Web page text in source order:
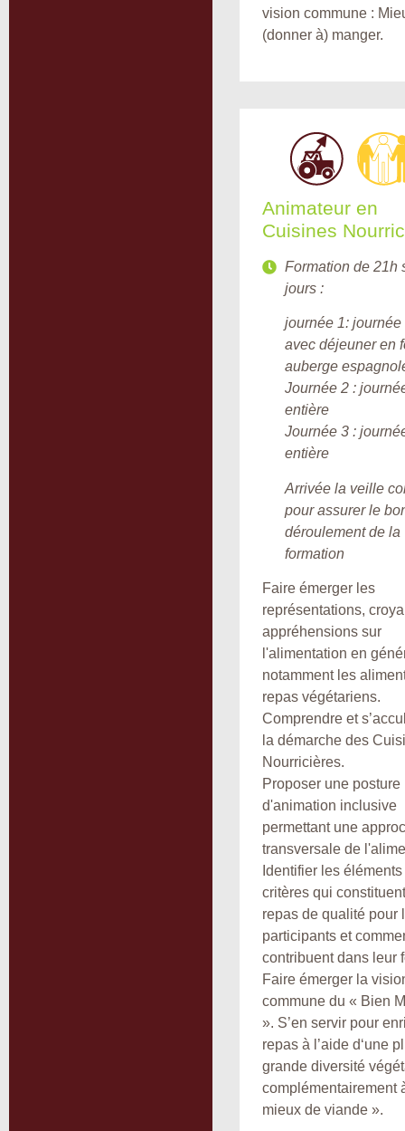
vision commune :
(donner à) manger.
Animateur en
Cuisines
Formation de 21h
jours :
journée 1: journée
avec déjeuner en
auberge
Journée 2 :
entière
Journée 3 :
entière
Arrivée la veille
pour assurer le
déroulement de la
formation
Faire émerger les
représentations,
appréhensions sur
l'alimentation en
notamment les
repas végétariens.
Comprendre et
la démarche des
Nourricières.
Proposer une posture
d'animation inclusive
permettant une
transversale de
Identifier les éléments
critères qui
repas de qualité pour
participants et
contribuent dans leur
Faire émerger la
commune du « Bien
». S’en servir pour
repas à l’aide d‘une
grande diversité
complémentairement
mieux de viande ».